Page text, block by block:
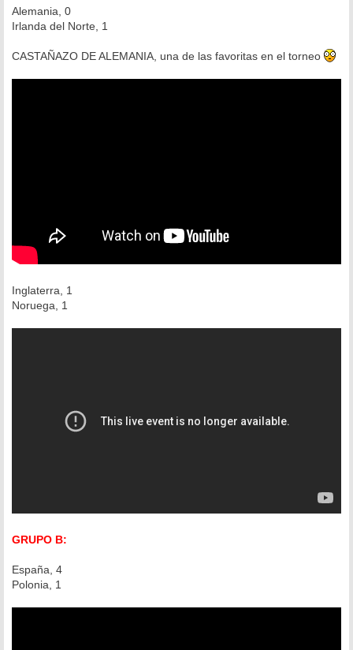
Alemania, 0
Irlanda del Norte, 1
CASTAÑAZO DE ALEMANIA, una de las favoritas en el torneo
Inglaterra, 1
Noruega, 1
GRUPO B:
España, 4
Polonia, 1